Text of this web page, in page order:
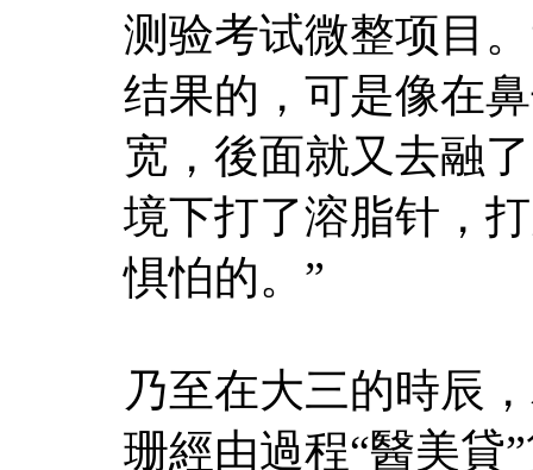
测验考试微整项目
结果的，可是像在
宽，後面就又去融
境下打了溶脂针，
惧怕的。”
乃至在大三的時辰
珊經由過程“醫美貸